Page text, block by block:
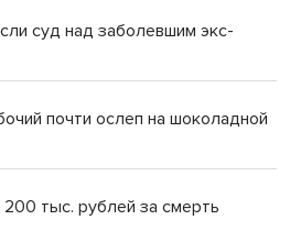
суд над заболевшим экс-
почти ослеп на шоколадной
тыс. рублей за смерть